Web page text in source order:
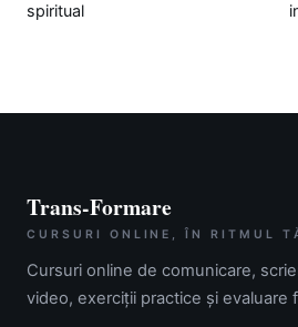
spiritual
Trans-Formare
CURSURI ONLINE, ÎN RITMUL
Cursuri online de comunicare,
video, exerciții practice și evaluare